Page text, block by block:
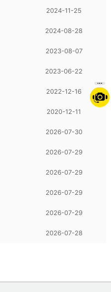
2024-11-25
2024-08-28
2023-08-07
2023-06-22
2022-12-16
2020-12-11
2026-07-30
2026-07-29
2026-07-29
2026-07-29
2026-07-29
2026-07-28